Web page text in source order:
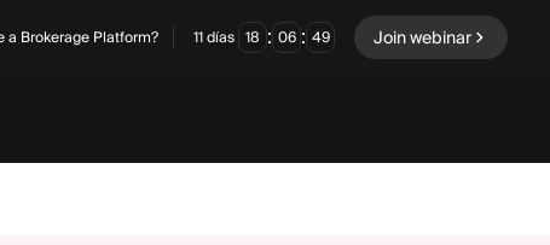
a Brokerage Platform? 11 días 18 : 06 : 49 Join webinar